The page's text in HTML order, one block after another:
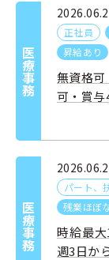
医療事務
正社員
昇給あり
無資格
可・賞与
医療事務
パート、
残業ほぼ
時給最
週3日か